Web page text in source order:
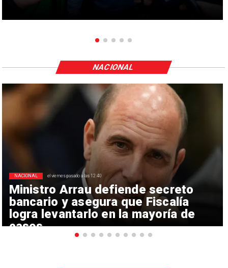
Ministro Arrau defiende secreto
bancario y asegura que Fiscalía
logra levantarlo en la mayoría de
casos
NACIONAL el viernes pasado a las 12:40
NACIONAL